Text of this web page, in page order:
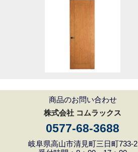
商品のお問い合わせ
株式会社 コムラックス
0577-68-3688
岐阜県高山市清見町三日町733-2